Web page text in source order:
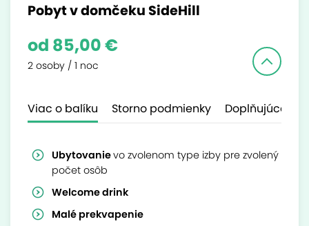
Pobyt v domčeku SideHill
od 85,00 €
2 osoby / 1 noc
Viac o balíku Storno podmienky Doplňujúce
Ubytovanievo zvolenom type izby pre zvolený
počet osôb
Welcome drink
Malé prekvapenie